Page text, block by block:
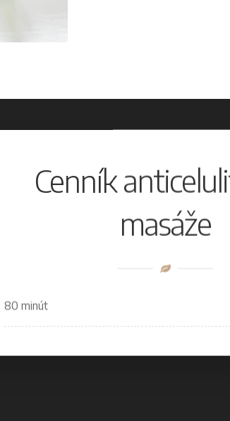
Cenník
masáže
80 minút
841 02
NAVŠTÍVTE NÁS